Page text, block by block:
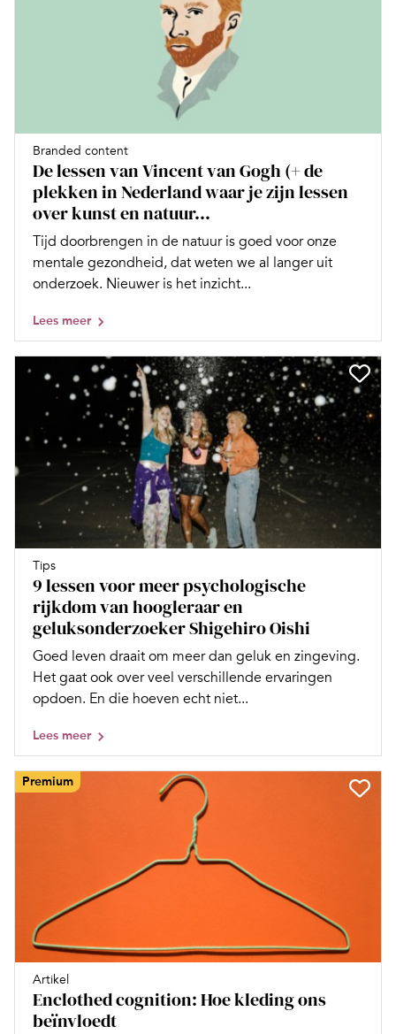
Branded content
De lessen van Vincent van Gogh (+ de
plekken in Nederland waar je zijn lessen
over kunst en natuur...
Tijd doorbrengen in de natuur is goed voor onze
mentale gezondheid, dat weten we al langer uit
onderzoek. Nieuwer is het inzicht...
Lees meer
Tips
9 lessen voor meer psychologische
rijkdom van hoogleraar en
geluksonderzoeker Shigehiro Oishi
Goed leven draait om meer dan geluk en zingeving.
Het gaat ook over veel verschillende ervaringen
opdoen. En die hoeven echt niet...
Lees meer
Premium
Artikel
Enclothed cognition: Hoe kleding ons
beïnvloedt